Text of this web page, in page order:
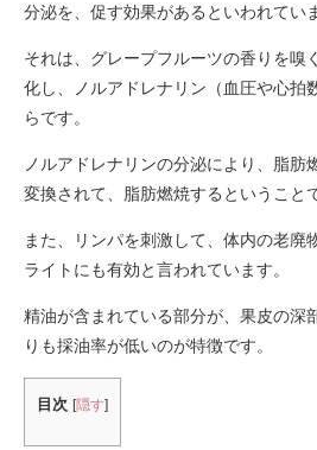
分泌を、促す効果があるといわれてい
それは、グレープフルーツの香りを嗅
化し、ノルアドレナリン（血圧や心拍
らです。
ノルアドレナリンの分泌により、脂肪
変換されて、脂肪燃焼するということ
また、リンパを刺激して、体内の老廃
ライトにも有効と言われています。
精油が含まれている部分が、果皮の深
りも採油率が低いのが特徴です。
目次 [隠す]